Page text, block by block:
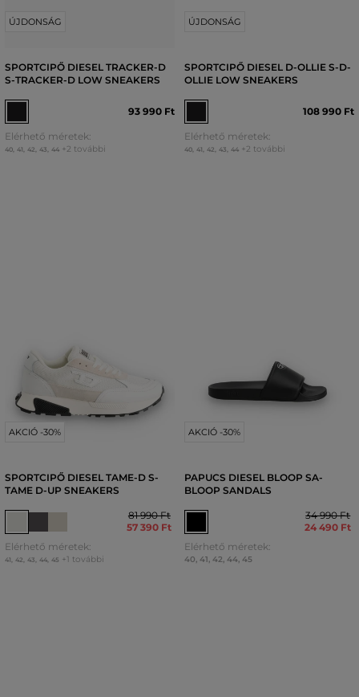
ÚJDONSÁG
SPORTCIPŐ DIESEL TRACKER-D
S-TRACKER-D LOW SNEAKERS
93 990 Ft
Elérhető méretek:
40, 41 42 43 44 +2 további
ÚJDONSÁG
SPORTCIPŐ DIESEL D-OLLIE S-D-
OLLIE LOW SNEAKERS
108 990 Ft
Elérhető méretek:
40, 41 42 43 44 +2 további
AKCIÓ -30%
SPORTCIPŐ DIESEL TAME-D S-
TAME D-UP SNEAKERS
81 990 Ft
57 390 Ft
Elérhető méretek:
41 42 43 44, 45 +1 további
AKCIÓ -30%
PAPUCS DIESEL BLOOP SA-
BLOOP SANDALS
34 990 Ft
24 490 Ft
Elérhető méretek:
40, 41, 42, 44, 45